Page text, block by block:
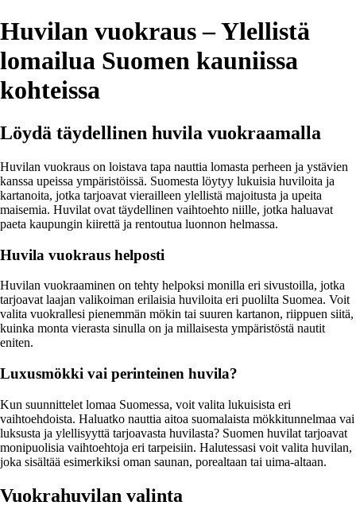
Huvilan vuokraus – Ylellistä
lomailua Suomen kauniissa
kohteissa
Löydä täydellinen huvila vuokraamalla
Huvilan vuokraus on loistava tapa nauttia lomasta perheen ja ystävien
kanssa upeissa ympäristöissä. Suomesta löytyy lukuisia huviloita ja
kartanoita, jotka tarjoavat vierailleen ylellistä majoitusta ja upeita
maisemia. Huvilat ovat täydellinen vaihtoehto niille, jotka haluavat
paeta kaupungin kiirettä ja rentoutua luonnon helmassa.
Huvila vuokraus helposti
Huvilan vuokraaminen on tehty helpoksi monilla eri sivustoilla, jotka
tarjoavat laajan valikoiman erilaisia huviloita eri puolilta Suomea. Voit
valita vuokrallesi pienemmän mökin tai suuren kartanon, riippuen siitä,
kuinka monta vierasta sinulla on ja millaisesta ympäristöstä nautit
eniten.
Luxusmökki vai perinteinen huvila?
Kun suunnittelet lomaa Suomessa, voit valita lukuisista eri
vaihtoehdoista. Haluatko nauttia aitoa suomalaista mökkitunnelmaa vai
luksusta ja ylellisyyttä tarjoavasta huvilasta? Suomen huvilat tarjoavat
monipuolisia vaihtoehtoja eri tarpeisiin. Halutessasi voit valita huvilan,
joka sisältää esimerkiksi oman saunan, porealtaan tai uima-altaan.
Vuokrahuvilan valinta